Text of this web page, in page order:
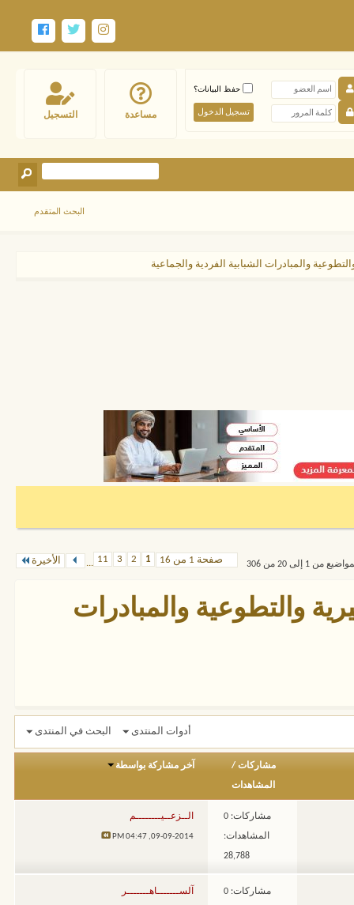
التسجيل مساعدة
حفظ البيانات؟
البحث المتقدم
والمبادرات الشبابية الفردية والجماعية
صفحة 1 من 16 1
2
3
11
... الأخيرة 1 إلى 20 من 306
والتطوعية والمبادرات
أدوات المنتدى البحث في المنتدى
مشاركات /
المشاهدات
آخر مشاركة بواسطة
مشاركات: 0
المشاهدات:
28,788
الــزعــيــــــــم
09-09-2014,
04:47 PM
مشاركات: 0 آلســـــــاهـــــــر